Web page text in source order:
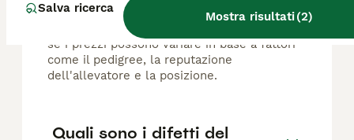
Salva ricerca
Mostra risultati(2)
Il costo medio di un cucciolo di Barboncino
di razza pura in Italia è di circa 860€ ,anche
se i prezzi possono variare in base a fattori
come il pedigree, la reputazione
dell'allevatore e la posizione.
Quali sono i difetti del